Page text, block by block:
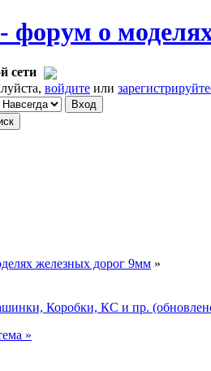
сети
войдите или
железных дорог 9мм »
Коробки, КС и пр.
»